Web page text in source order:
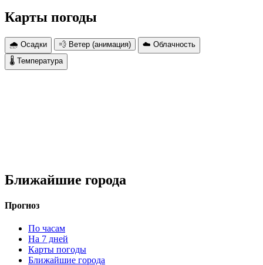
Карты погоды
🌧 Осадки 💨 Ветер (анимация)
☁️ Облачность
🌡 Температура
Ближайшие города
Прогноз
По часам
На 7 дней
Карты погоды
Ближайшие города